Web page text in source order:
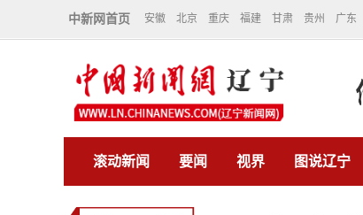
中新网首页 安徽 北京 重庆 福建 甘肃 贵州 广东
滚动新闻 要闻 视界 图说辽宁